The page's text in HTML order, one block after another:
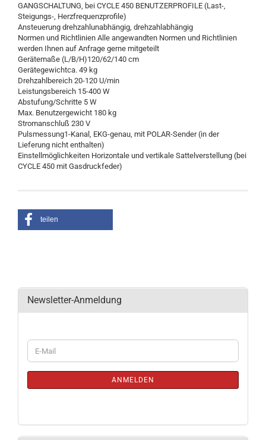
GANGSCHALTUNG, bei CYCLE 450 BENUTZERPROFILE (Last-,
Steigungs-, Herzfrequenzprofile)
Ansteuerung drehzahlunabhängig, drehzahlabhängig
Normen und Richtlinien Alle angewandten Normen und Richtlinien
werden Ihnen auf Anfrage gerne mitgeteilt
Gerätemaße (L/B/H)120/62/140 cm
Gerätegewichtca. 49 kg
Drehzahlbereich 20-120 U/min
Leistungsbereich 15-400 W
Abstufung/Schritte 5 W
Max. Benutzergewicht 180 kg
Stromanschluß 230 V
Pulsmessung1-Kanal, EKG-genau, mit POLAR-Sender (in der
Lieferung nicht enthalten)
Einstellmöglichkeiten Horizontale und vertikale Sattelverstellung (bei
CYCLE 450 mit Gasdruckfeder)
teilen
Newsletter-Anmeldung
WEITER
ZUR
E-
Mail
ANMELDEN